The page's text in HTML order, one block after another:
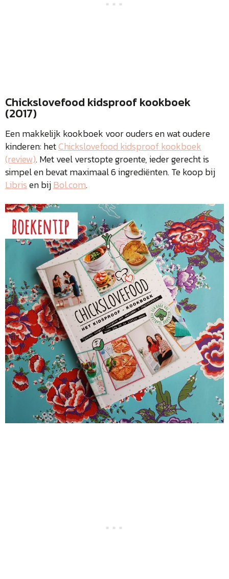
Chickslovefood kidsproof kookboek
(2017)
Een makkelijk kookboek voor ouders en wat oudere
kinderen: hetChickslovefood kidsproof kookboek
(review). Met veel verstopte groente, ieder gerecht is
simpel en bevat maximaal 6 ingrediënten. Te koop bij
Librisen bijBol.com.